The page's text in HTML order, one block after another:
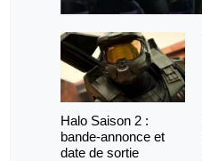
Halo Saison 2 :
bande-annonce et
date de sortie